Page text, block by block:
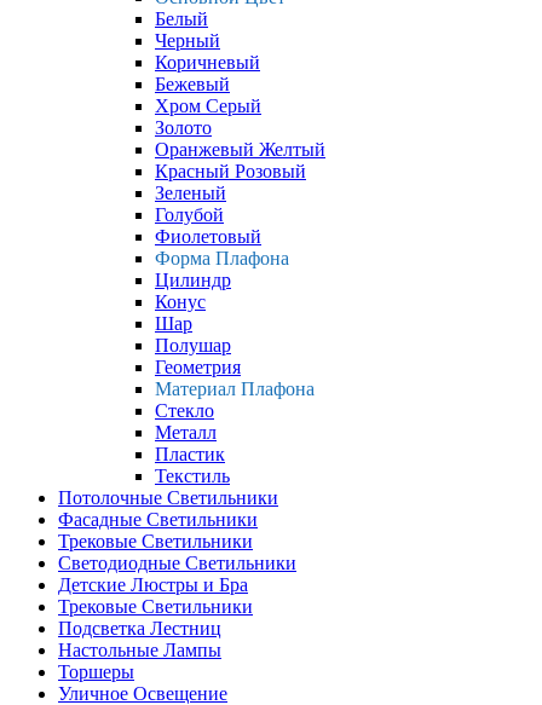
Белый
Черный
Коричневый
Бежевый
Хром Серый
Золото
Оранжевый Желтый
Красный Розовый
Зеленый
Голубой
Фиолетовый
Форма Плафона
Цилиндр
Конус
Шар
Полушар
Геометрия
Материал Плафона
Стекло
Металл
Пластик
Текстиль
Потолочные Светильники
Фасадные Светильники
Трековые Светильники
Светодиодные Светильники
Детские Люстры и Бра
Трековые Светильники
Подсветка Лестниц
Настольные Лампы
Торшеры
Уличное Освещение